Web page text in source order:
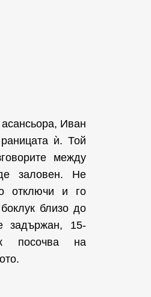
Иван
ѝ. Той
между
заловен. Не
отключи и го
близо до
задържан, 15-
посочва на